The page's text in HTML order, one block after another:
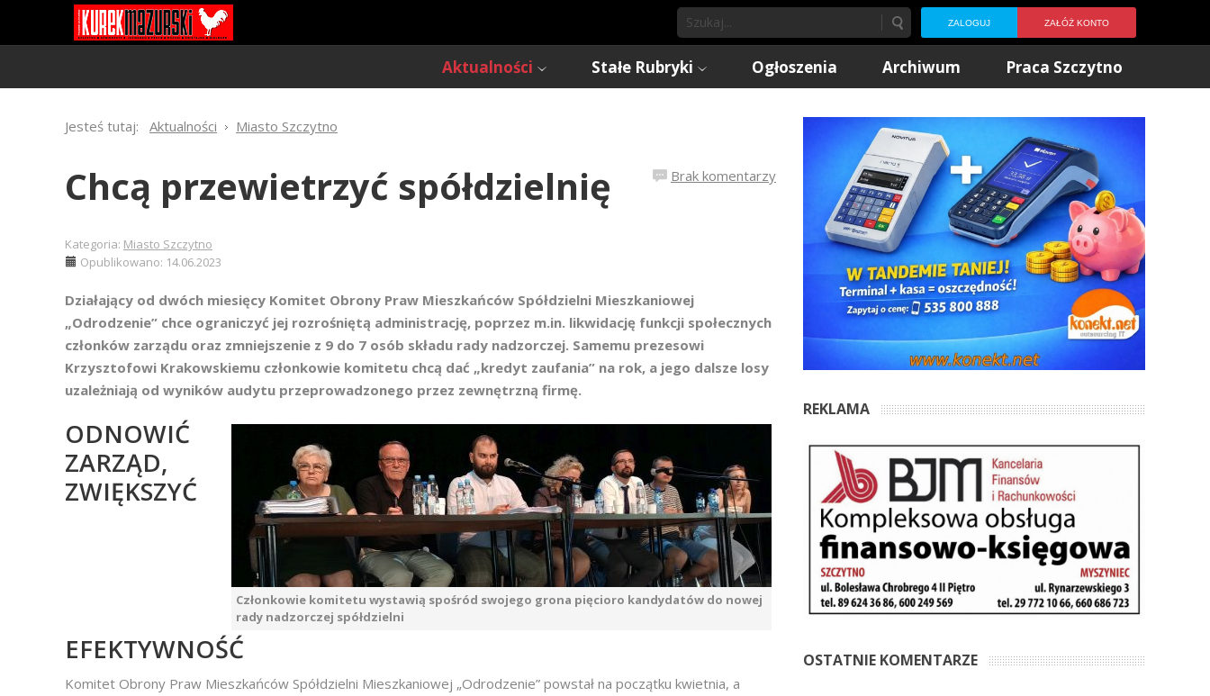
ZALOGUJ ZAŁÓŻ KONTO
Aktualności Stałe Rubryki Ogłoszenia Archiwum Praca Szczytno
Jesteś tutaj: Aktualności Miasto Szczytno
Brak komentarzy
Chcą przewietrzyć spółdzielnię
Kategoria: Miasto Szczytno
Opublikowano: 14.06.2023
Działający od dwóch miesięcy Komitet Obrony Praw Mieszkańców Spółdzielni Mieszkaniowej
„Odrodzenie” chce ograniczyć jej rozrośniętą administrację, poprzez m.in. likwidację funkcji społecznych
członków zarządu oraz zmniejszenie z 9 do 7 osób składu rady nadzorczej. Samemu prezesowi
Krzysztofowi Krakowskiemu członkowie komitetu chcą dać „kredyt zaufania” na rok, a jego dalsze losy
uzależniają od wyników audytu przeprowadzonego przez zewnętrzną firmę.
Członkowie komitetu wystawią spośród swojego grona pięcioro kandydatów do nowej
rady nadzorczej spółdzielni
ODNOWIĆ
ZARZĄD,
ZWIĘKSZYĆ
EFEKTYWNOŚĆ
Komitet Obrony Praw Mieszkańców Spółdzielni Mieszkaniowej „Odrodzenie” powstał na początku kwietnia, a
REKLAMA
OSTATNIE KOMENTARZE